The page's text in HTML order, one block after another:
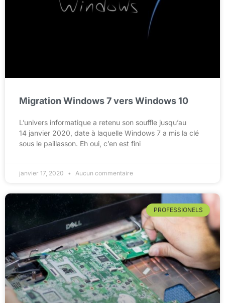
Migration Windows 7 vers Windows 10
L’univers informatique a retenu son souffle jusqu’au
14 janvier 2020, date à laquelle Windows 7 a mis la clé
sous le paillasson. Eh oui, c’en est fini
janvier 17, 2020 Aucun commentaire
PROFESSIONELS